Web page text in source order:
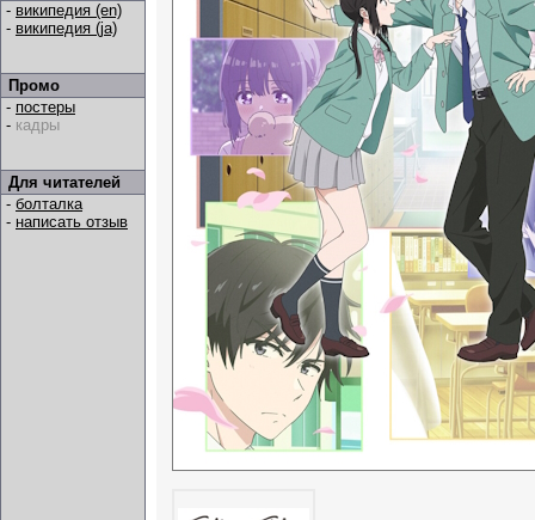
- википедия (en)
- википедия (ja)
Промо
- постеры
- кадры
Для читателей
- болталка
- написать отзыв